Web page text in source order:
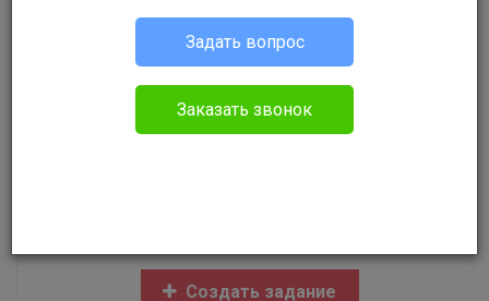
Здравствуйте. Работаю учителем. В расчетке
Создать задание
Задать вопрос
Заказать звонок